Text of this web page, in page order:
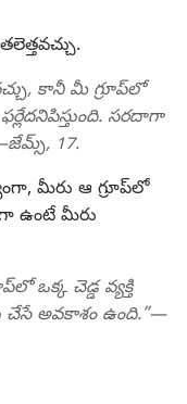
కానీ మీ గ్రూప్‌లో
సరదాగా
17.
మీరు ఆ గ్రూప్‌లో
ఉంటే మీరు
ఒక్క చెడ్డ వ్యక్తి
చేసే అవకాశం ఉంది.”—